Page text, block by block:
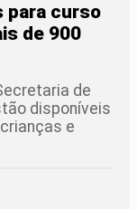
para curso
de 900
de
disponíveis
e